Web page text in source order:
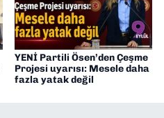
YENİ Partili Ösen’den Çeşme
Projesi uyarısı: Mesele daha
fazla yatak değil